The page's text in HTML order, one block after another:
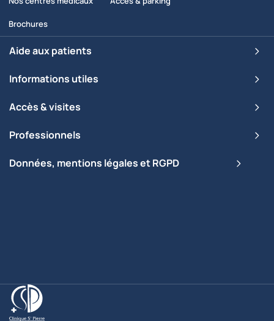
Brochures
Aide aux patients
Informations utiles
Accès & visites
Professionnels
Données, mentions légales et RGPD
Clinique Saint-Pierre Ottignies